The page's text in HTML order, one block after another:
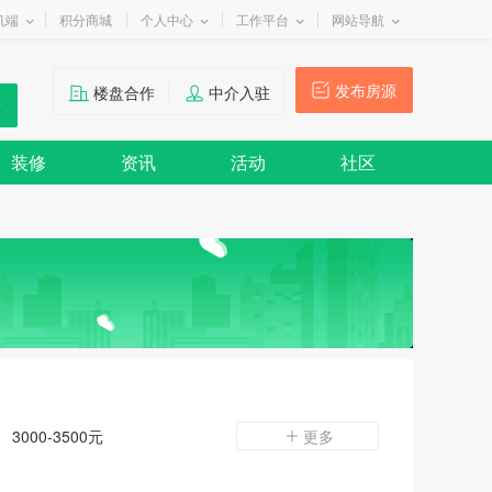
端 积分商城 个人中心 工作平台 网站导航
发布房源
楼盘合作 中介入驻
装修 资讯 活动 社区
3000-3500元 更多